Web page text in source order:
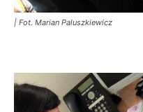
| Fot. Marian Paluszkiewicz